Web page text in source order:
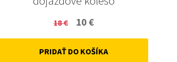
18€
Original
price
was:
10 €Current
price
is:
PRIDAŤ DO KOŠÍKA